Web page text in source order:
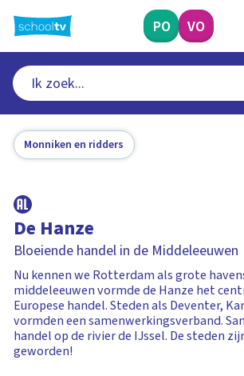
naar
hoofdinhoud
PO VO
Monniken en ridders
De Hanze
Bloeiende handel in de Middeleeuwen
Nu kennen we Rotterdam als grote
middeleeuwen vormde de Hanze het
Europese handel. Steden als Deventer,
vormden een samenwerkingsverband.
handel op de rivier de IJssel. De steden
geworden!